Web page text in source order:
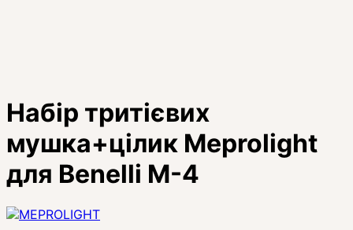
Набір тритієвих
мушка+цілик Meprolight
для Benelli M-4